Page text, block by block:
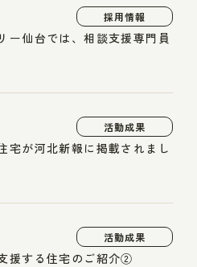
採用情報
ー仙台では、相談支援専門員
活動成果
宅が河北新報に掲載されまし
活動成果
援する住宅のご紹介②